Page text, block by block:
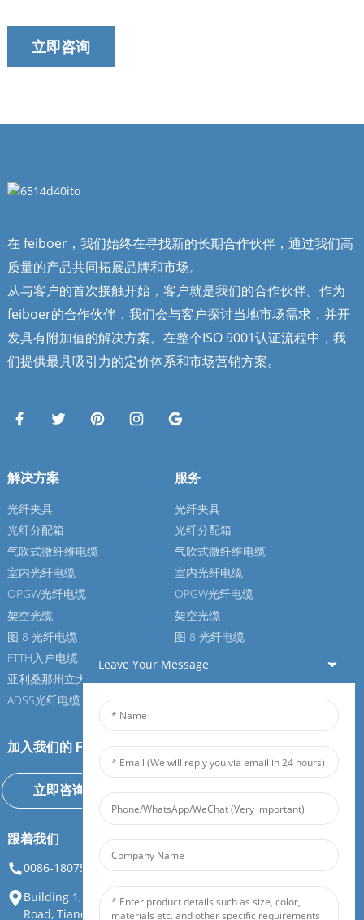
立即咨询
在 feiboer，我们始终在寻找新的长期合作伙伴，通过我们高
质量的产品共同拓展品牌和市场。
从与客户的首次接触开始，客户就是我们的合作伙伴。作为
feiboer的合作伙伴，我们会与客户探讨当地市场需求，并开
发具有附加值的解决方案。在整个ISO 9001认证流程中，我
们提供最具吸引力的定价体系和市场营销方案。
解决方案
光纤夹具
光纤分配箱
气吹式微纤维电缆
室内光纤电缆
OPGW光纤电缆
架空光缆
图 8 光纤电缆
FTTH入户电缆
亚利桑那州立大学光纤电缆
ADSS光纤电缆
服务
光纤夹具
光纤分配箱
气吹式微纤维电缆
室内光纤电缆
OPGW光纤电缆
架空光缆
图 8 光纤电缆
ADSS光纤电缆
加入我们的 Feiboer
立即咨询
跟着我们
0086-18075108880
info@feiboer.com.cn
Building 1, Zhongjianbaobao Mansion, No. 30, Lianhu 3rd
Road, Tianding Street, Yuelu District, Changsha City, Hunan
Leave Your Message